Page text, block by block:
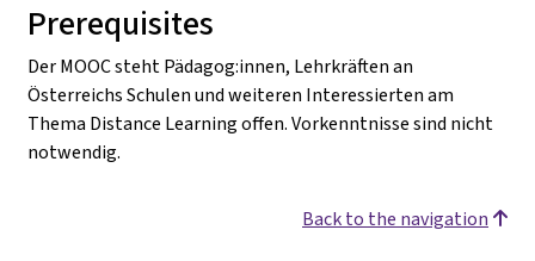
Prerequisites
Der MOOC steht Pädagog:innen, Lehrkräften an
Österreichs Schulen und weiteren Interessierten am
Thema Distance Learning offen. Vorkenntnisse sind nicht
notwendig.
Back to the navigation